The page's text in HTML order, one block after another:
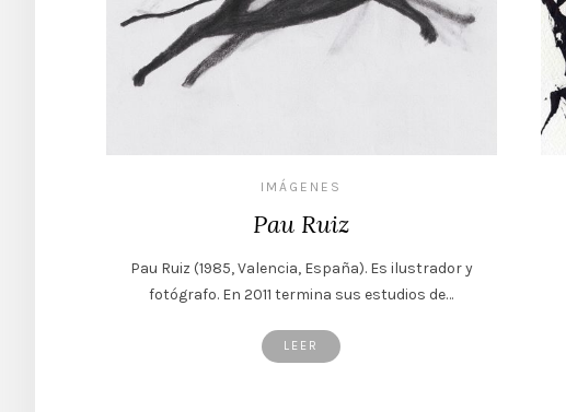
IMÁGENES
Pau Ruiz
Pau Ruiz (1985, Valencia, España). Es ilustrador y
fotógrafo. En 2011 termina sus estudios de…
LEER